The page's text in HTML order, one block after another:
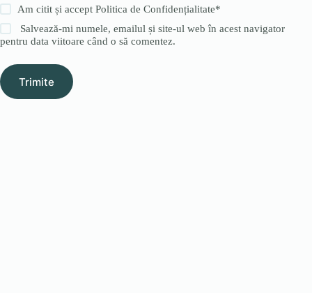
Am citit și acceptPolitica de Confidențialitate*
Salvează-mi numele, emailul și site-ul web în acest navigator
pentru data viitoare când o să comentez.
Trimite